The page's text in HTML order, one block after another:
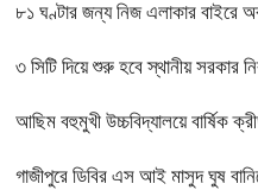
৮১ ঘণ্টার জন্য নিজ এলাকার বাইরে
৩ সিটি দিয়ে শুরু হবে স্থানীয় সরকার
আছিম বহুমুখী উচ্চবিদ্যালয়ে বার্ষিক
গাজীপুরে ডিবির এস আই মাসুদ ঘুষ